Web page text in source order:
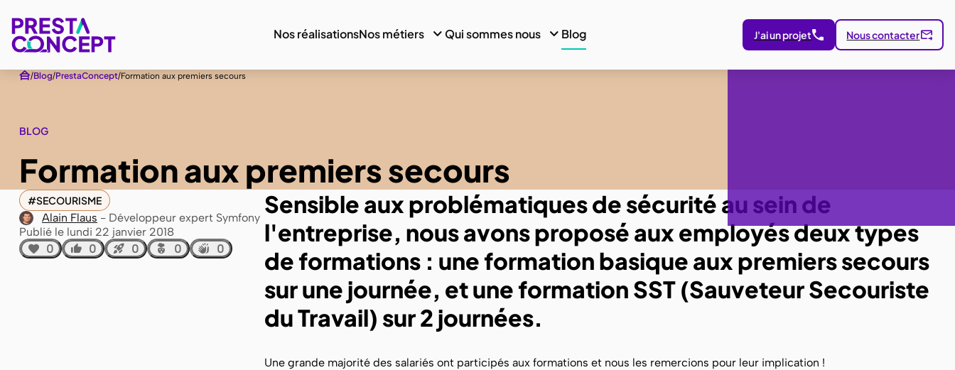
Nos réalisationsNos métiers Qui sommes nous Blog J'ai un projet Nous contacter
Blog PrestaConcept Formation aux premiers secours
BLOG
Formation aux premiers secours
SECOURISME
Alain Flaus
Développeur expert Symfony
Publié le lundi 22 janvier 2018
0
0 0 0 0
Sensible aux problématiques de sécurité au sein de
l'entreprise, nous avons proposé aux employés deux types
de formations : une formation basique aux premiers secours
sur une journée, et une formation SST (Sauveteur Secouriste
du Travail) sur 2 journées.
Une grande majorité des salariés ont participés aux formations et nous les remercions pour leur implication !